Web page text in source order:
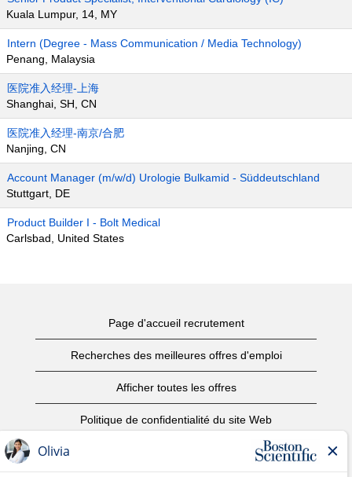
Kuala Lumpur, 14, MY
Intern (Degree - Mass Communication / Media Technology)
Penang, Malaysia
医院准入经理-上海
Shanghai, SH, CN
医院准入经理-南京/合肥
Nanjing, CN
Account Manager (m/w/d) Urologie Bulkamid - Süddeutschland
Stuttgart, DE
Product Builder I - Bolt Medical
Carlsbad, United States
Page d'accueil recrutement
Recherches des meilleures offres d'emploi
Afficher toutes les offres
Politique de confidentialité du site Web